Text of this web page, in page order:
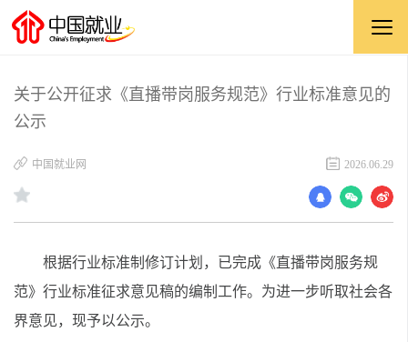
关于公开征求《直播带岗服务规范》行业标准意见的
公示
中国就业网 2026.06.29
根据行业标准制修订计划，已完成《直播带岗服务规
范》行业标准征求意见稿的编制工作。为进一步听取社会各
界意见，现予以公示。